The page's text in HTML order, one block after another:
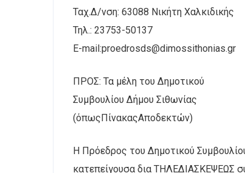
Ταχ.Δ/νση: 63088 Νικήτη Χαλκιδικής
Τηλ.: 23753-50137
E-mail:proedrosds@dimossithonias.gr
ΠΡΟΣ: Τα μέλη του Δημοτικού
Συμβουλίου Δήμου Σιθωνίας
(όπωςΠίνακαςΑποδεκτών)
Η Πρόεδρος του Δημοτικού
κατεπείγουσα δια ΤΗΛΕΔΙΑΣΚΕΨΕΩΣ